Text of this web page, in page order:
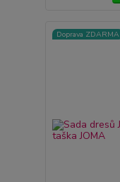
Doprava ZDARMA